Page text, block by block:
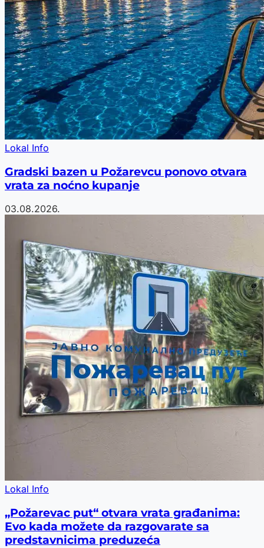
Lokal Info
Gradski bazen u Požarevcu ponovo otvara
vrata za noćno kupanje
03.08.2026.
Lokal Info
„Požarevac put“ otvara vrata građanima:
Evo kada možete da razgovarate sa
predstavnicima preduzeća